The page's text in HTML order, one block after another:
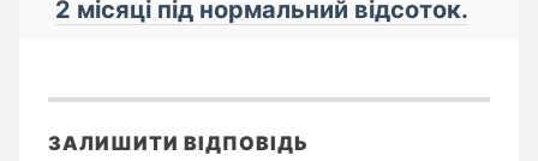
2 місяці під нормальний відсоток.
ЗАЛИШИТИ ВІДПОВІДЬ